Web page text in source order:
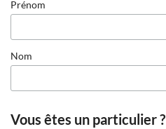
Prénom
Nom
Vous êtes un particulier ?